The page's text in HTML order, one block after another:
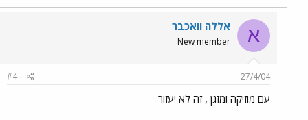
א אללה וואכבר
New member
27/4/04
#4
עם מוזיקה ומזגן , זה לא יעזור